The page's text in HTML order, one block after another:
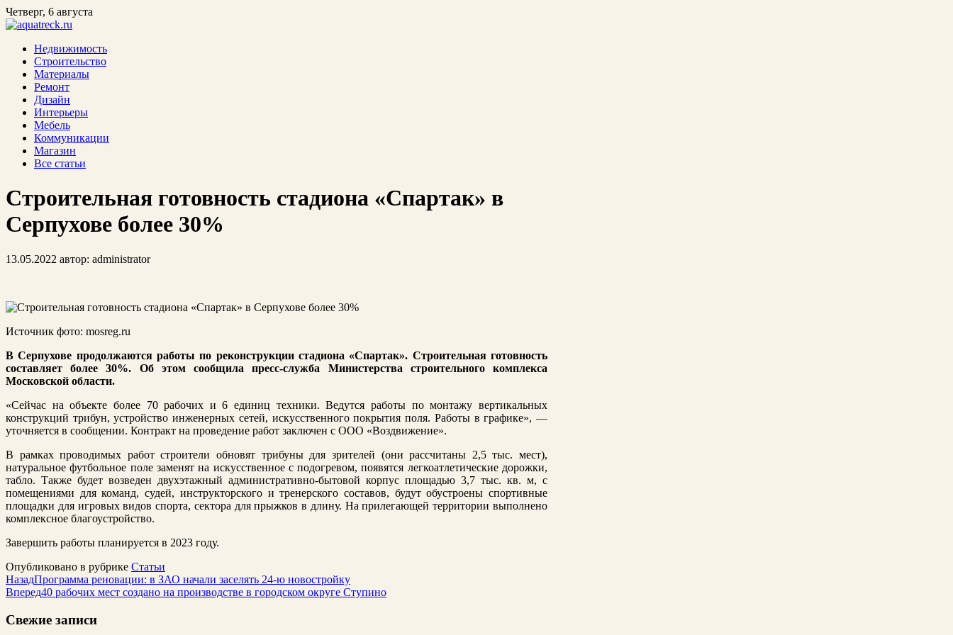
Четверг, 6 августа
Недвижимость
Строительство
Материалы
Ремонт
Дизайн
Интерьеры
Мебель
Коммуникации
Магазин
Все статьи
Строительная готовность стадиона «Спартак» в
Серпухове более 30%
13.05.2022 автор: administrator
Источник фото: mosreg.ru
В Серпухове продолжаются работы по реконструкции стадиона «Спартак». Строительная готовность
составляет более 30%. Об этом сообщила пресс-служба Министерства строительного комплекса
Московской области.
«Сейчас на объекте более 70 рабочих и 6 единиц техники. Ведутся работы по монтажу вертикальных
конструкций трибун, устройство инженерных сетей, искусственного покрытия поля. Работы в графике», —
уточняется в сообщении. Контракт на проведение работ заключен с ООО «Воздвижение».
В рамках проводимых работ строители обновят трибуны для зрителей (они рассчитаны 2,5 тыс. мест),
натуральное футбольное поле заменят на искусственное с подогревом, появятся легкоатлетические дорожки,
табло. Также будет возведен двухэтажный административно-бытовой корпус площадью 3,7 тыс. кв. м, с
помещениями для команд, судей, инструкторского и тренерского составов, будут обустроены спортивные
площадки для игровых видов спорта, сектора для прыжков в длину. На прилегающей территории выполнено
комплексное благоустройство.
Завершить работы планируется в 2023 году.
Опубликовано в рубрике Статьи
НазадПрограмма реновации: в ЗАО начали заселять 24-ю новостройку
Вперед40 рабочих мест создано на производстве в городском округе Ступино
Свежие записи